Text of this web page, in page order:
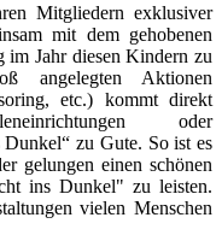
Mitgliedern exklusiver
mit dem gehobenen
im Jahr diesen Kindern zu
angelegten Aktionen
etc.) kommt direkt
oder
zu Gute. So ist es
gelungen einen schönen
ins Dunkel" zu leisten.
vielen Menschen